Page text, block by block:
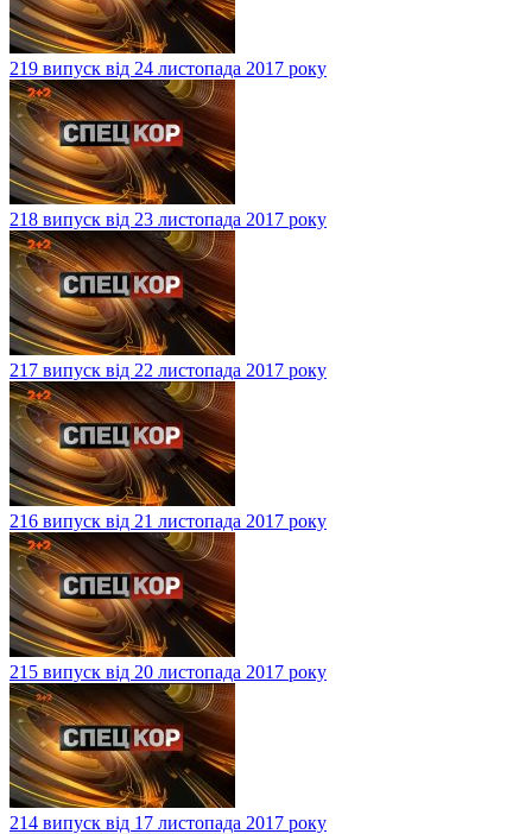
219 випуск від 24 листопада 2017 року
218 випуск від 23 листопада 2017 року
217 випуск від 22 листопада 2017 року
216 випуск від 21 листопада 2017 року
215 випуск від 20 листопада 2017 року
214 випуск від 17 листопада 2017 року